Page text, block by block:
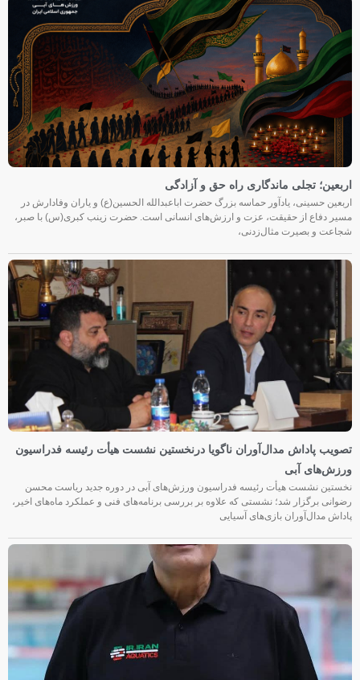
اربعین؛ تجلی ماندگاری راه حق و آزادگی
اربعین حسینی، یادآور حماسه بزرگ حضرت اباعبدالله الحسین(ع) و یاران وفادارش در
مسیر دفاع از حقیقت، عزت و ارزش‌های انسانی است. حضرت زینب کبری(س) با صبر،
شجاعت و بصیرت مثال‌زدنی،
تصویب پاداش مدال‌آوران ناگویا درنخستین نشست هیأت رئیسه فدراسیون
ورزش‌های آبی
نخستین نشست هیأت رئیسه فدراسیون ورزش‌های آبی در دوره جدید ریاست محسن
رضوانی برگزار شد؛ نشستی که علاوه بر بررسی برنامه‌های فنی و عملکرد ماه‌های اخیر،
پاداش مدال‌آوران بازی‌های آسیایی